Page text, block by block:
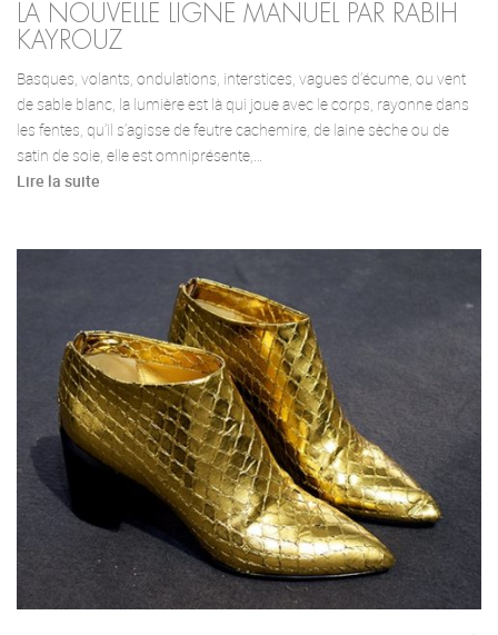
LA NOUVELLE LIGNE MANUEL PAR RABIH
KAYROUZ
Basques, volants, ondulations, interstices, vagues d’écume, ou vent
de sable blanc, la lumière est là qui joue avec le corps, rayonne dans
les fentes, qu’il s’agisse de feutre cachemire, de laine sèche ou de
satin de soie, elle est omniprésente,…
Lire la suite